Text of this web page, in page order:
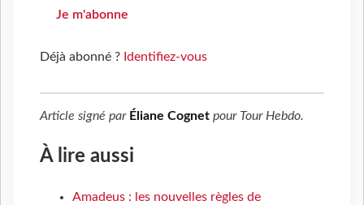
Je m'abonne
Déjà abonné ? Identifiez-vous
Article signé par Éliane Cognet pour Tour Hebdo.
À lire aussi
Amadeus : les nouvelles règles de